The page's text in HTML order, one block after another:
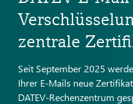
zentrale
Seit September 2025
Ihrer E-Mails neue
DATEV-Rechenzentrum